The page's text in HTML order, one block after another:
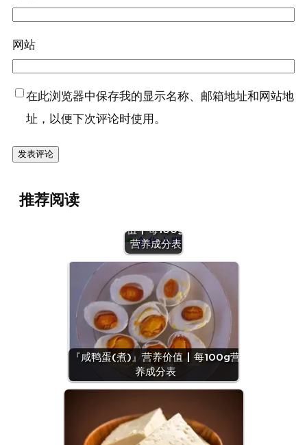
网站
在此浏览器中保存我的显示名称、邮箱地址和网站地
址，以便下次评论时使用。
推荐阅读
值 | 每100g
营养成分表
『咸鸭蛋(煮)』营养价值 | 每100g营
养成分表